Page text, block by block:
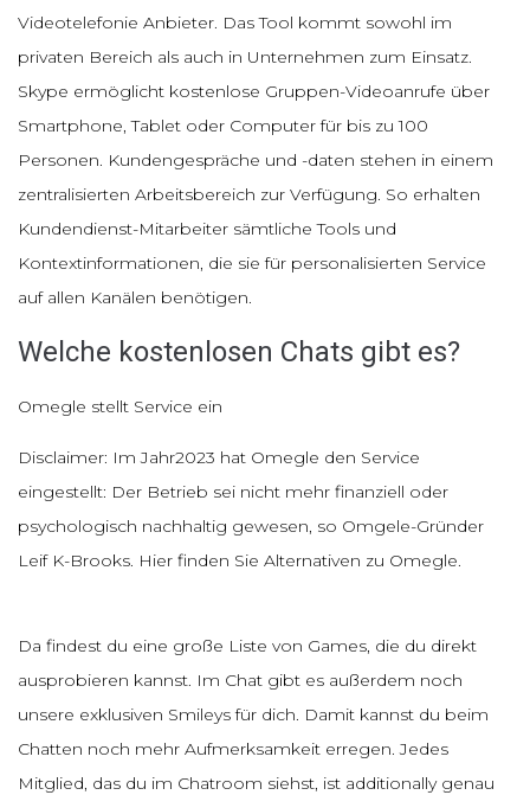
Videotelefonie Anbieter. Das Tool kommt sowohl im
privaten Bereich als auch in Unternehmen zum Einsatz.
Skype ermöglicht kostenlose Gruppen-Videoanrufe über
Smartphone, Tablet oder Computer für bis zu 100
Personen. Kundengespräche und -daten stehen in einem
zentralisierten Arbeitsbereich zur Verfügung. So erhalten
Kundendienst-Mitarbeiter sämtliche Tools und
Kontextinformationen, die sie für personalisierten Service
auf allen Kanälen benötigen.
Welche kostenlosen Chats gibt es?
Omegle stellt Service ein
Disclaimer: Im Jahr2023 hat Omegle den Service
eingestellt: Der Betrieb sei nicht mehr finanziell oder
psychologisch nachhaltig gewesen, so Omgele-Gründer
Leif K-Brooks. Hier finden Sie Alternativen zu Omegle.
Da findest du eine große Liste von Games, die du direkt
ausprobieren kannst. Im Chat gibt es außerdem noch
unsere exklusiven Smileys für dich. Damit kannst du beim
Chatten noch mehr Aufmerksamkeit erregen. Jedes
Mitglied, das du im Chatroom siehst, ist additionally genau